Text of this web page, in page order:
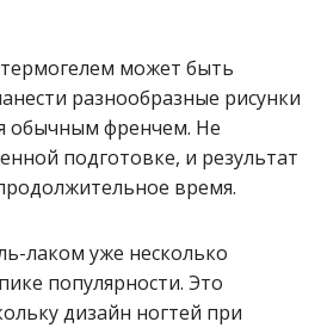
может быть
разнообразные рисунки
обычным френчем. Не
подготовке, и результат
время.
лаком уже несколько
популярности. Это
дизайн ногтей при